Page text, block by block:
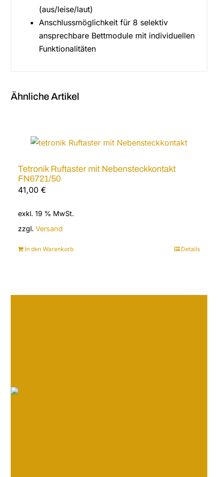
(aus/leise/laut)
Anschlussmöglichkeit für 8 selektiv
ansprechbare Bettmodule mit individuellen
Funktionalitäten
Ähnliche Artikel
Tetronik Ruftaster mit Nebensteckkontakt
FN6721/50
41,00€
exkl. 19 % MwSt.
zzgl.Versand
In den Warenkorb Details